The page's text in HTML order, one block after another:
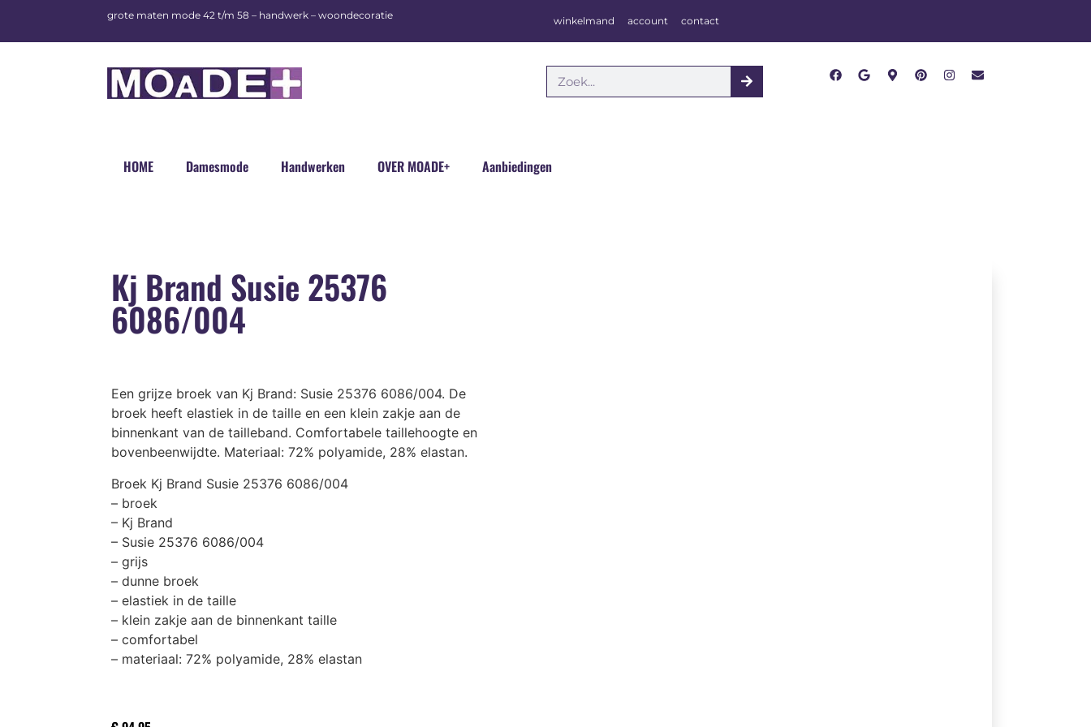
grote maten mode 42 t/m 58 – handwerk – woondecoratie winkelmand account contact
HOME Damesmode Handwerken OVER MOADE+ Aanbiedingen
Kj Brand Susie 25376
6086/004
Een grijze broek van Kj Brand: Susie 25376 6086/004. De
broek heeft elastiek in de taille en een klein zakje aan de
binnenkant van de tailleband. Comfortabele taillehoogte en
bovenbeenwijdte. Materiaal: 72% polyamide, 28% elastan.
Broek Kj Brand Susie 25376 6086/004
– broek
– Kj Brand
– Susie 25376 6086/004
– grijs
– dunne broek
– elastiek in de taille
– klein zakje aan de binnenkant taille
– comfortabel
– materiaal: 72% polyamide, 28% elastan